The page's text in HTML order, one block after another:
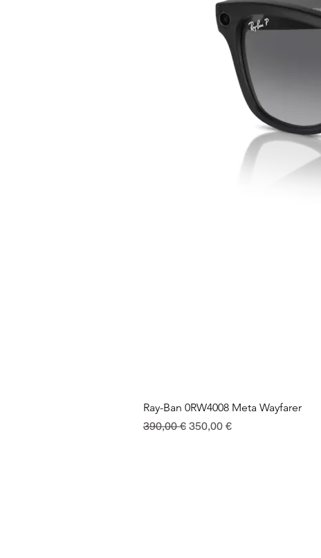
Ray-Ban 0RW4008 Meta Wayfarer
Precio
390,00 € Precio de oferta
350,00 €